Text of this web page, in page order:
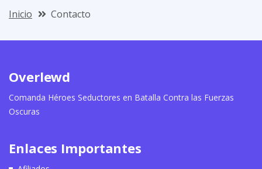
Inicio Contacto
Overlewd
Comanda Héroes Seductores en Batalla Contra las Fuerzas
Oscuras
Enlaces Importantes